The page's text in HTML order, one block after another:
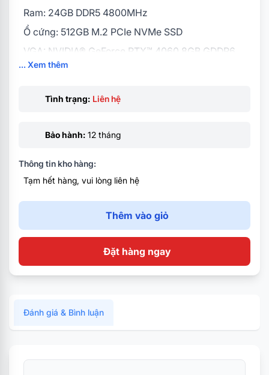
Ram: 24GB DDR5 4800MHz
Ổ cứng: 512GB M.2 PCIe NVMe SSD
VGA: NVIDIA® GeForce RTX™ 4060 8GB GDDR6
Display: 15.6inch FHD (1920 x 1080) IPS, 144Hz,
Pin: 4Cell 60WH
OS: Windows 11 Home
... Xem thêm
Tình trạng: Liên hệ
Bảo hành: 12 tháng
Thông tin kho hàng:
Tạm hết hàng, vui lòng liên hệ
Thêm vào giỏ
Đặt hàng ngay
Đánh giá & Bình luận